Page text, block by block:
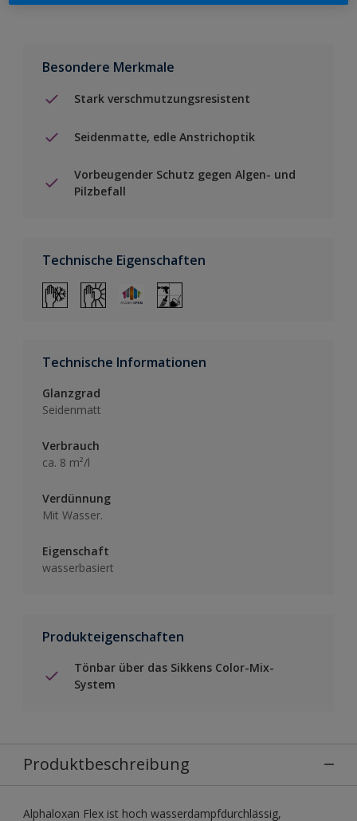
Besondere Merkmale
Stark verschmutzungsresistent
Seidenmatte, edle Anstrichoptik
Vorbeugender Schutz gegen Algen- und
Pilzbefall
Technische Eigenschaften
Technische Informationen
Glanzgrad
Seidenmatt
Verbrauch
ca. 8 m²/l
Verdünnung
Mit Wasser.
Eigenschaft
wasserbasiert
Produkteigenschaften
Tönbar über das Sikkens Color-Mix-
System
Produktbeschreibung
Alphaloxan Flex ist hoch wasserdampfdurchlässig,